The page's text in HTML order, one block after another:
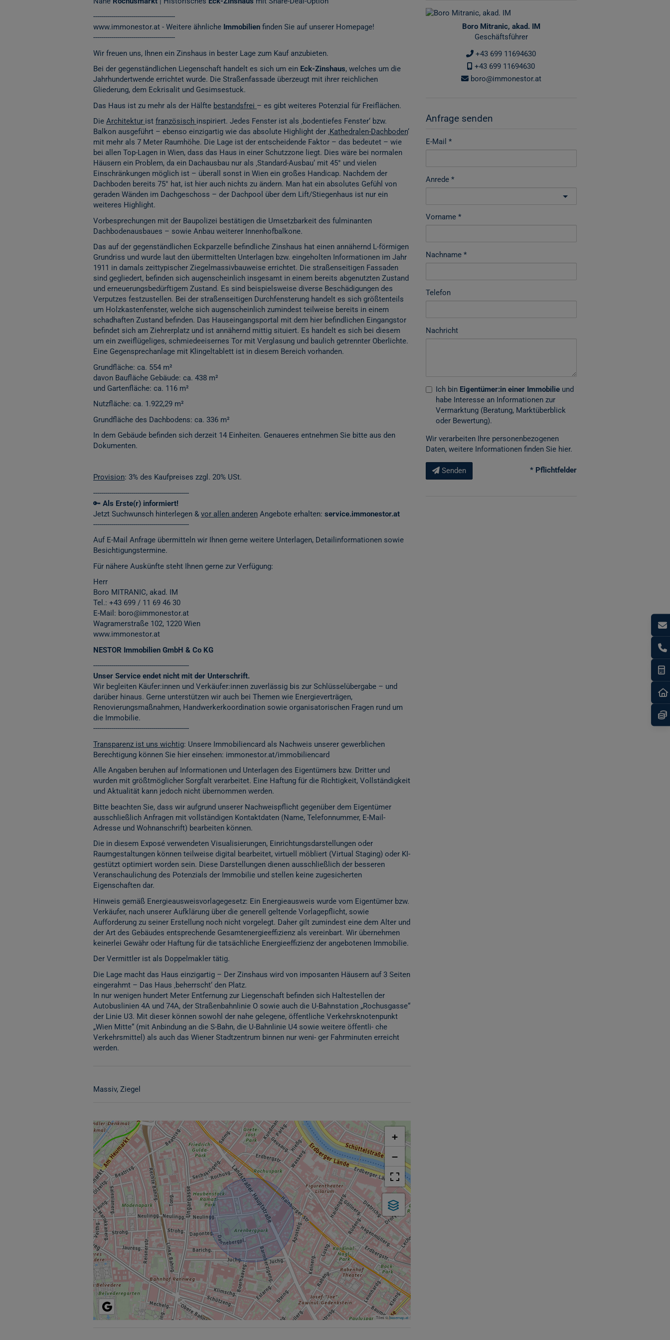
-----------------------------------------
www.immonestor.at - Weitere ähnliche Immobilien finden Sie auf unserer Homepage!
-----------------------------------------
Wir freuen uns, Ihnen ein Zinshaus in bester Lage zum Kauf anzubieten.
Bei der gegenständlichen Liegenschaft handelt es sich um ein Eck-Zinshaus, welches um die
Jahrhundertwende errichtet wurde. Die Straßenfassade überzeugt mit ihrer reichlichen
Gliederung, dem Eckrisalit und Gesimsestuck.
Das Haus ist zu mehr als der Hälfte bestandsfrei – es gibt weiteres Potenzial für Freiflächen.
Die Architektur ist französisch inspiriert. Jedes Fenster ist als ‚bodentiefes Fenster‘ bzw.
Balkon ausgeführt – ebenso einzigartig wie das absolute Highlight der ‚Kathedralen-Dachboden‘
mit mehr als 7 Meter Raumhöhe. Die Lage ist der entscheidende Faktor – das bedeutet – wie
bei allen Top-Lagen in Wien, dass das Haus in einer Schutzzone liegt. Dies wäre bei normalen
Häusern ein Problem, da ein Dachausbau nur als ‚Standard-Ausbau‘ mit 45° und vielen
Einschränkungen möglich ist – überall sonst in Wien ein großes Handicap. Nachdem der
Dachboden bereits 75° hat, ist hier auch nichts zu ändern. Man hat ein absolutes Gefühl von
geraden Wänden im Dachgeschoss – der Dachpool über dem Lift/Stiegenhaus ist nur ein
weiteres Highlight.
Vorbesprechungen mit der Baupolizei bestätigen die Umsetzbarkeit des fulminanten
Dachbodenausbaues – sowie Anbau weiterer Innenhofbalkone.
Das auf der gegenständlichen Eckparzelle befindliche Zinshaus hat einen annähernd L-förmigen
Grundriss und wurde laut den übermittelten Unterlagen bzw. eingeholten Informationen im Jahr
1911 in damals zeittypischer Ziegelmassivbauweise errichtet. Die straßenseitigen Fassaden
sind gegliedert, befinden sich augenscheinlich insgesamt in einem bereits abgenutzten Zustand
und erneuerungsbedürftigem Zustand. Es sind beispielsweise diverse Beschädigungen des
Verputzes festzustellen. Bei der straßenseitigen Durchfensterung handelt es sich größtenteils
um Holzkastenfenster, welche sich augenscheinlich zumindest teilweise bereits in einem
schadhaften Zustand befinden. Das Hauseingangsportal mit dem hier befindlichen Eingangstor
befindet sich am Ziehrerplatz und ist annähernd mittig situiert. Es handelt es sich bei diesem
um ein zweiflügeliges, schmiedeeisernes Tor mit Verglasung und baulich getrennter Oberlichte.
Eine Gegensprechanlage mit Klingeltablett ist in diesem Bereich vorhanden.
Grundfläche: ca. 554 m²
davon Baufläche Gebäude: ca. 438 m²
und Gartenfläche: ca. 116 m²
Nutzfläche: ca. 1.922,29 m²
Grundfläche des Dachbodens: ca. 336 m²
In dem Gebäude befinden sich derzeit 14 Einheiten. Genaueres entnehmen Sie bitte aus den
Dokumenten.
Provision: 3% des Kaufpreises zzgl. 20% USt.
------------------------------------------------
🔑 Als Erste(r) informiert!
Jetzt Suchwunsch hinterlegen & vor allen anderen Angebote erhalten: service.immonestor.at
------------------------------------------------
Auf E-Mail Anfrage übermitteln wir Ihnen gerne weitere Unterlagen, Detailinformationen sowie
Besichtigungstermine.
Für nähere Auskünfte steht Ihnen gerne zur Verfügung:
Herr
Boro MITRANIC, akad. IM
Tel.: +43 699 / 11 69 46 30
E-Mail: boro@immonestor.at
Wagramerstraße 102, 1220 Wien
www.immonestor.at
NESTOR Immobilien GmbH & Co KG
------------------------------------------------
Unser Service endet nicht mit der Unterschrift.
Wir begleiten Käufer:innen und Verkäufer:innen zuverlässig bis zur Schlüsselübergabe – und
darüber hinaus. Gerne unterstützen wir auch bei Themen wie Energieverträgen,
Renovierungsmaßnahmen, Handwerkerkoordination sowie organisatorischen Fragen rund um
die Immobilie.
------------------------------------------------
Transparenz ist uns wichtig: Unsere Immobiliencard als Nachweis unserer gewerblichen
Berechtigung können Sie hier einsehen: immonestor.at/immobiliencard
Alle Angaben beruhen auf Informationen und Unterlagen des Eigentümers bzw. Dritter und
wurden mit größtmöglicher Sorgfalt verarbeitet. Eine Haftung für die Richtigkeit, Vollständigkeit
und Aktualität kann jedoch nicht übernommen werden.
Bitte beachten Sie, dass wir aufgrund unserer Nachweispflicht gegenüber dem Eigentümer
ausschließlich Anfragen mit vollständigen Kontaktdaten (Name, Telefonnummer, E-Mail-
Adresse und Wohnanschrift) bearbeiten können.
Die in diesem Exposé verwendeten Visualisierungen, Einrichtungsdarstellungen oder
Raumgestaltungen können teilweise digital bearbeitet, virtuell möbliert (Virtual Staging) oder KI-
gestützt optimiert worden sein. Diese Darstellungen dienen ausschließlich der besseren
Veranschaulichung des Potenzials der Immobilie und stellen keine zugesicherten
Eigenschaften dar.
Hinweis gemäß Energieausweisvorlagegesetz: Ein Energieausweis wurde vom Eigentümer bzw.
Verkäufer, nach unserer Aufklärung über die generell geltende Vorlagepflicht, sowie
Aufforderung zu seiner Erstellung noch nicht vorgelegt. Daher gilt zumindest eine dem Alter und
der Art des Gebäudes entsprechende Gesamtenergieeffizienz als vereinbart. Wir übernehmen
keinerlei Gewähr oder Haftung für die tatsächliche Energieeffizienz der angebotenen Immobilie.
Der Vermittler ist als Doppelmakler tätig.
Die Lage macht das Haus einzigartig – Der Zinshaus wird von imposanten Häusern auf 3 Seiten
eingerahmt – Das Haus ‚beherrscht‘ den Platz.
In nur wenigen hundert Meter Entfernung zur Liegenschaft befinden sich Haltestellen der
Autobuslinien 4A und 74A, der Straßenbahnlinie O sowie auch die U-Bahnstation „Rochusgasse“
der Linie U3. Mit dieser können sowohl der nahe gelegene, öffentliche Verkehrsknotenpunkt
„Wien Mitte“ (mit Anbindung an die S-Bahn, die U-Bahnlinie U4 sowie weitere öffentli- che
Verkehrsmittel) als auch das Wiener Stadtzentrum binnen nur weni- ger Fahrminuten erreicht
werden.
Massiv Ziegel
+
−
Tiles ©basemap.at
Boro Mitranic, akad. IM
Geschäftsführer
+43 699 11694630
+43 699 11694630
boro@immonestor.at
Anfrage senden
E-Mail
Anrede
Vorname
Nachname
Telefon
Nachricht
Ich bin Eigentümer:in einer Immobilieund
habe Interesse an Informationen zur
Vermarktung (Beratung, Marktüberblick
oder Bewertung).
Wir verarbeiten Ihre personenbezogenen
Daten, weitere Informationen finden Sie hier.
Senden * Pflichtfelder